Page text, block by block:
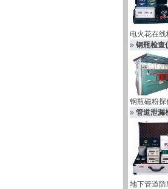
电火花在
钢瓶检查
钢瓶磁粉
管道泄漏
地下管道